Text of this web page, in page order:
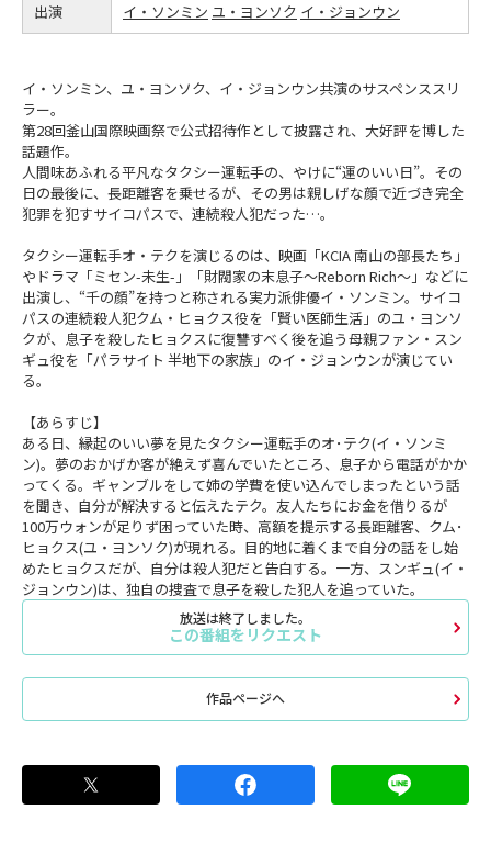
出演 イ・ソンミン ユ・ヨンソク イ・ジョンウン
イ・ソンミン、ユ・ヨンソク、イ・ジョンウン共演のサスペンススリ
ラー。
第28回釜山国際映画祭で公式招待作として披露され、大好評を博した
話題作。
人間味あふれる平凡なタクシー運転手の、やけに“運のいい日”。その
日の最後に、長距離客を乗せるが、その男は親しげな顔で近づき完全
犯罪を犯すサイコパスで、連続殺人犯だった…。
タクシー運転手オ・テクを演じるのは、映画「KCIA 南山の部長たち」
やドラマ「ミセン-未生-」「財閥家の末息子～Reborn Rich～」などに
出演し、“千の顔”を持つと称される実力派俳優イ・ソンミン。サイコ
パスの連続殺人犯クム・ヒョクス役を「賢い医師生活」のユ・ヨンソ
クが、息子を殺したヒョクスに復讐すべく後を追う母親ファン・スン
ギュ役を「パラサイト 半地下の家族」のイ・ジョンウンが演じてい
る。
【あらすじ】
ある日、縁起のいい夢を見たタクシー運転手のオ･テク(イ・ソンミ
ン)。夢のおかげか客が絶えず喜んでいたところ、息子から電話がかか
ってくる。ギャンブルをして姉の学費を使い込んでしまったという話
を聞き、自分が解決すると伝えたテク。友人たちにお金を借りるが
100万ウォンが足りず困っていた時、高額を提示する長距離客、クム･
ヒョクス(ユ・ヨンソク)が現れる。目的地に着くまで自分の話をし始
めたヒョクスだが、自分は殺人犯だと告白する。一方、スンギュ(イ・
ジョンウン)は、独自の捜査で息子を殺した犯人を追っていた。
放送は終了しました。
この番組をリクエスト
作品ページへ